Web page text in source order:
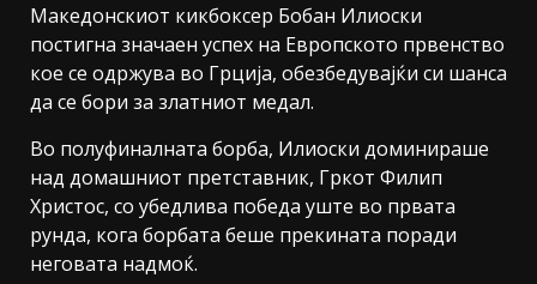
Македонскиот кикбоксер Бобан Илиоски
постигна значаен успех на Европското првенство
кое се одржува во Грција, обезбедувајќи си шанса
да се бори за златниот медал.
Во полуфиналната борба, Илиоски доминираше
над домашниот претставник, Гркот Филип
Христос, со убедлива победа уште во првата
рунда, кога борбата беше прекината поради
неговата надмоќ.